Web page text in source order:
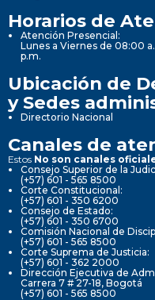
Horarios de
Atención Presencial:
Lunes a Viernes de 08:00
p.m.
Ubicación de
y Sedes
Directorio Nacional
Canales de
Estos No son canales
Consejo Superior de la
(+57) 601 - 565 8500
Corte Constitucional:
(+57) 601 - 350 6200
Consejo de Estado:
(+57) 601 - 350 6700
Comisión Nacional de
(+57) 601 - 565 8500
Corte Suprema de Justicia:
(+57) 601 - 362 2000
Dirección Ejecutiva de
Carrera 7 # 27-18, Bogotá
(+57) 601 - 565 8500